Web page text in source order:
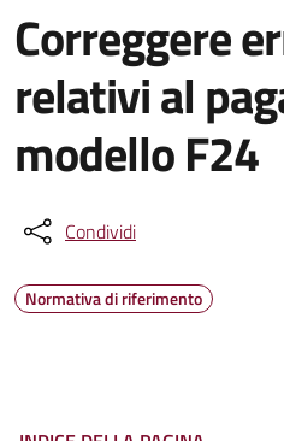
Correggere
relativi al
modello F24
Condividi
Normativa di riferimento